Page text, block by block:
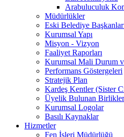
Arabuluculuk
Müdürlükler
Eski Belediye
Kurumsal Yapı
Misyon - Vizyon
Faaliyet Raporları
Kurumsal Mali Durum
Performans Göstergeleri
Stratejik Plan
Kardeş Kentler (Sister
Üyelik Bulunan Birlikler
Kurumsal Logolar
Basılı Kaynaklar
Hizmetler
Fen İşleri Müdürlüğü